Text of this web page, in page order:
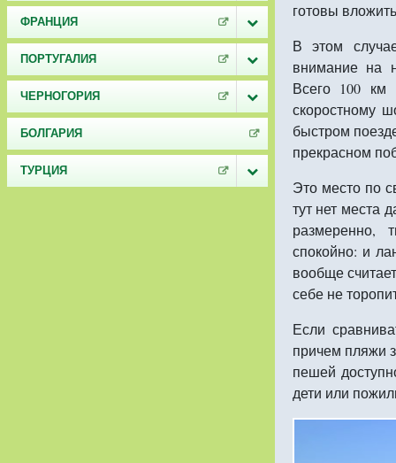
ФРАНЦИЯ
ПОРТУГАЛИЯ
ЧЕРНОГОРИЯ
БОЛГАРИЯ
ТУРЦИЯ
готовы
В этом
внимание на
Всего 100 км
скоростному
быстром
прекрасном
Это место по
тут нет места
размеренно,
спокойно: и
вообще
себе не
Если
причем пляжи
пешей
дети или